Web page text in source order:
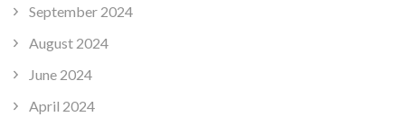
September 2024
August 2024
June 2024
April 2024